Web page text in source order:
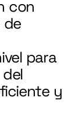
con
de
para
y